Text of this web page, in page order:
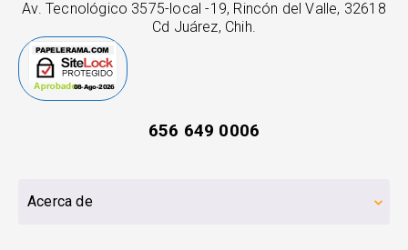
Av. Tecnológico 3575-local -19, Rincón del Valle, 32618
Cd Juárez, Chih.
656 649 0006
Acerca de